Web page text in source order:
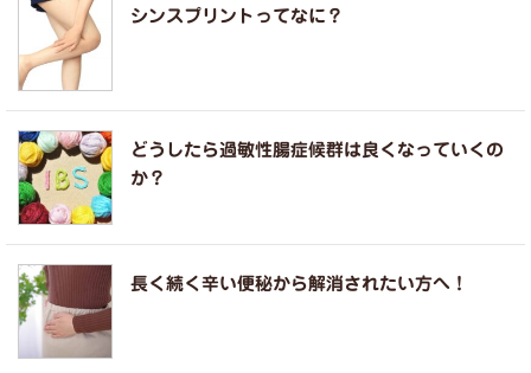
シンスプリントってなに？
どうしたら過敏性腸症候群は良くなっていくの
か？
長く続く辛い便秘から解消されたい方へ！